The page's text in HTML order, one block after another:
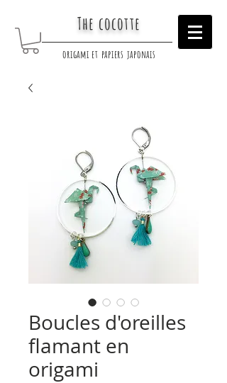
The cocotte
origami et papiers japonais
Boucles d'oreilles
flamant en
origami